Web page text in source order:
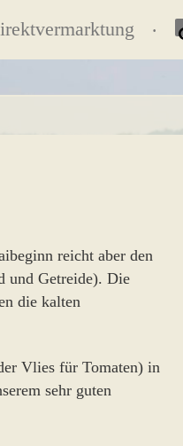
reicht aber den
und Getreide). Die
die kalten
Vlies für Tomaten) in
sehr guten